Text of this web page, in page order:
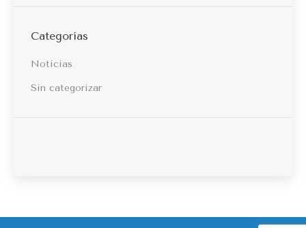
Categorías
Noticias
Sin categorizar